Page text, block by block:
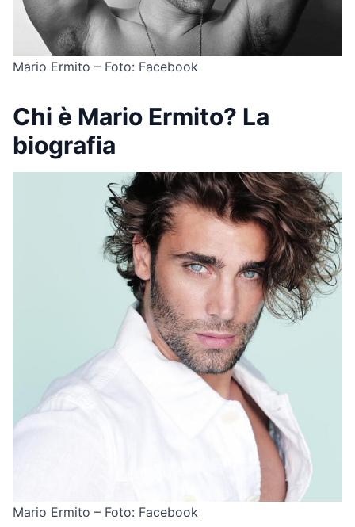
Mario Ermito – Foto: Facebook
Chi è Mario Ermito? La
biografia
Mario Ermito – Foto: Facebook